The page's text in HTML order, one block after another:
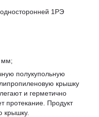
1РЭ
мм;
полукупольную
крышку
и герметично
протекание. Продукт
крышку.